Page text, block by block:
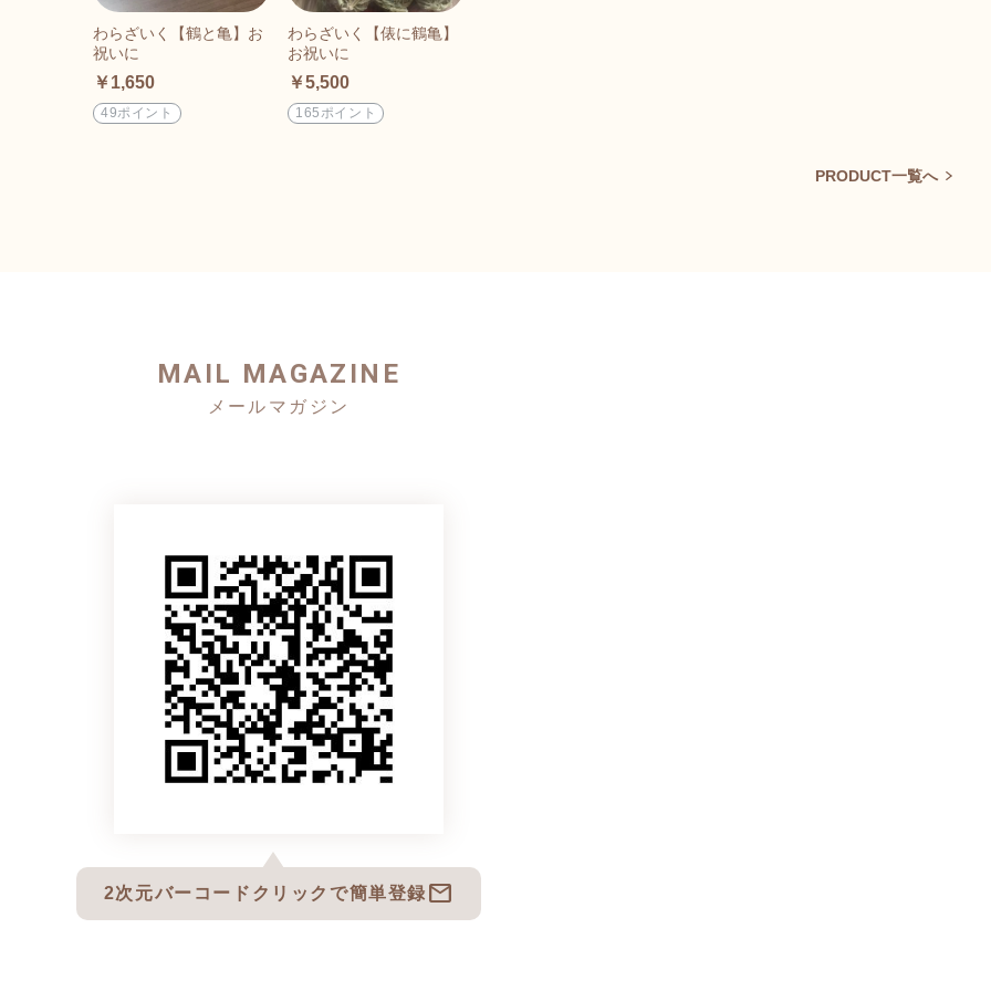
わらざいく【鶴と亀】お
祝いに
￥1,650
49ポイント
わらざいく【俵に鶴亀】
お祝いに
￥5,500
165ポイント
PRODUCT一覧へ
MAIL MAGAZINE
2次元バーコードクリックで簡単登録 mail